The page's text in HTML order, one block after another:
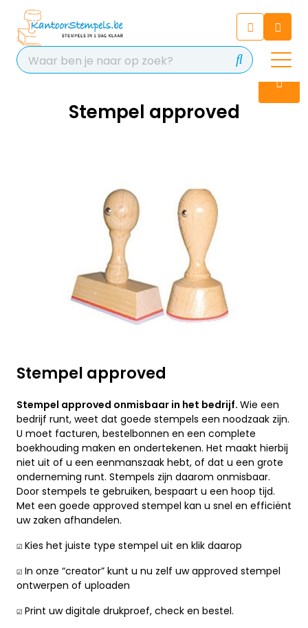
Chatbot
Chat 24/7 met onze chatbot
voor hulp
Contact
Stempel approved
Stempel approved
Stempel approved onmisbaar in het bedrijf. Wie een
bedrijf runt, weet dat goede stempels een noodzaak zijn.
U moet facturen, bestelbonnen en een complete
boekhouding maken en ondertekenen. Het maakt hierbij
niet uit of u een eenmanszaak hebt, of dat u een grote
onderneming runt. Stempels zijn daarom onmisbaar.
Door stempels te gebruiken, bespaart u een hoop tijd.
Met een goede approved stempel kan u snel en efficiënt
uw zaken afhandelen.
☑️ Kies het juiste type stempel uit en klik daarop
☑️ In onze “creator” kunt u nu zelf uw approved stempel
ontwerpen of uploaden
☑️ Print uw digitale drukproef, check en bestel.